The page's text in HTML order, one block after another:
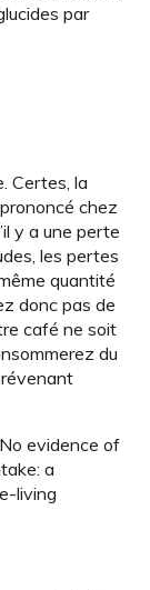
par
Certes, la
chez
y a une perte
les pertes
quantité
donc pas de
café ne soit
du
evidence of
a
living